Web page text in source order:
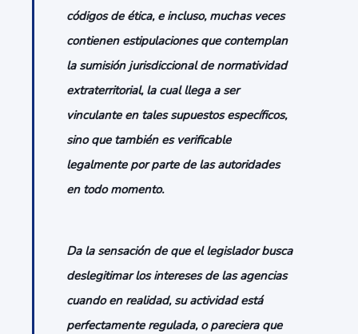
códigos de ética, e incluso, muchas veces
contienen estipulaciones que contemplan
la sumisión jurisdiccional de normatividad
extraterritorial, la cual llega a ser
vinculante en tales supuestos específicos,
sino que también es verificable
legalmente por parte de las autoridades
en todo momento.
Da la sensación de que el legislador busca
deslegitimar los intereses de las agencias
cuando en realidad, su actividad está
perfectamente regulada, o pareciera que